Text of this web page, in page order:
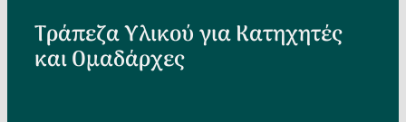
Τράπεζα Υλικού για Κατηχητές
και Ομαδάρχες